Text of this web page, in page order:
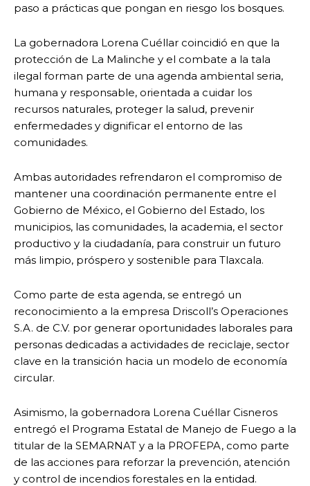
paso a prácticas que pongan en riesgo los bosques.
La gobernadora Lorena Cuéllar coincidió en que la
protección de La Malinche y el combate a la tala
ilegal forman parte de una agenda ambiental seria,
humana y responsable, orientada a cuidar los
recursos naturales, proteger la salud, prevenir
enfermedades y dignificar el entorno de las
comunidades.
Ambas autoridades refrendaron el compromiso de
mantener una coordinación permanente entre el
Gobierno de México, el Gobierno del Estado, los
municipios, las comunidades, la academia, el sector
productivo y la ciudadanía, para construir un futuro
más limpio, próspero y sostenible para Tlaxcala.
Como parte de esta agenda, se entregó un
reconocimiento a la empresa Driscoll’s Operaciones
S.A. de C.V. por generar oportunidades laborales para
personas dedicadas a actividades de reciclaje, sector
clave en la transición hacia un modelo de economía
circular.
Asimismo, la gobernadora Lorena Cuéllar Cisneros
entregó el Programa Estatal de Manejo de Fuego a la
titular de la SEMARNAT y a la PROFEPA, como parte
de las acciones para reforzar la prevención, atención
y control de incendios forestales en la entidad.